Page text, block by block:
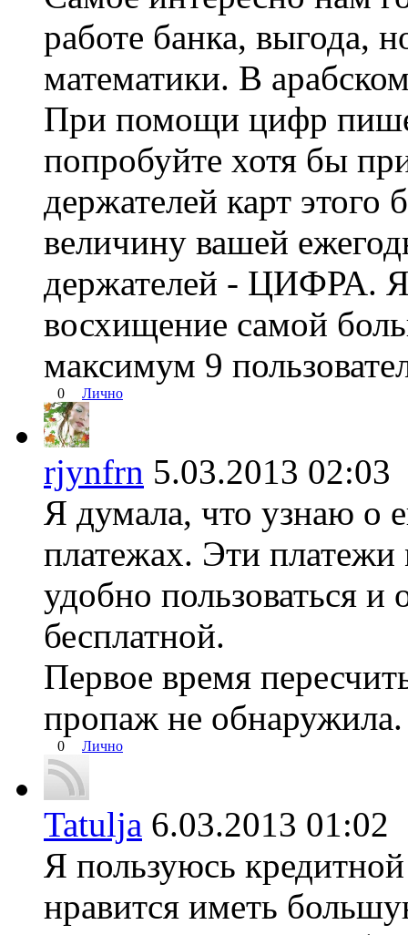
работе банка, выгода,
математики. В
При помощи цифр
попробуйте хотя бы
держателей карт
величину вашей
держателей - ЦИФРА.
восхищение самой
максимум 9
0 Лично
rjynfrn 5.03.2013
Я думала, что узнаю о
платежах. Эти платежи
удобно пользоваться
бесплатной.
Первое время
пропаж не обнаружила.
0 Лично
Tatulja 6.03.2013
Я пользуюсь
нравится иметь